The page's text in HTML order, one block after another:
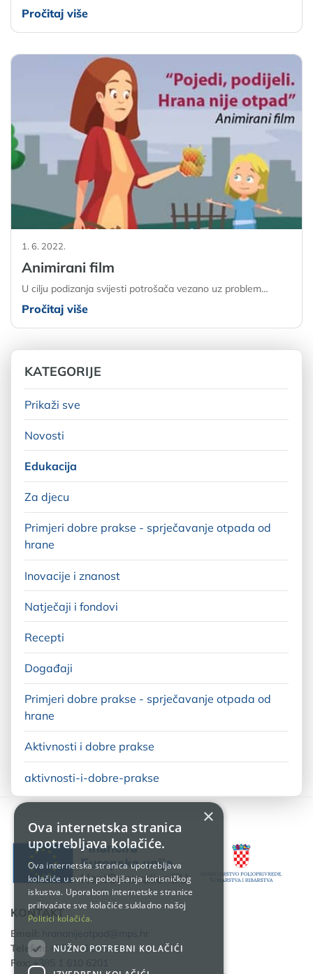
KATEGORIJE
Prikaži sve
Novosti
Edukacija
Za djecu
Primjeri dobre prakse - sprječavanje otpada od
hrane
Inovacije i znanost
Natječaji i fondovi
Recepti
Događaji
Primjeri dobre prakse - sprječavanje otpada od
hrane
Aktivnosti i dobre prakse
aktivnosti-i-dobre-prakse
Pročitaj više
1. 6. 2022.
Animirani film
U cilju podizanja svijesti potrošača vezano uz problem…
Pročitaj više
KONTAKT
Email:
hrananijeotpad@mps.hr
Telefon:
+385 1 610 6111
Fax:
+385 1 610 6201
×
Ova internetska stranica
upotrebljava kolačiće.
Ova internetska stranica upotrebljava
kolačiće u svrhe poboljšanja korisničkog
iskustva. Uporabom internetske stranice
prihvaćate sve kolačiće sukladno našoj
Politici kolačića.
NUŽNO POTREBNI KOLAČIĆI